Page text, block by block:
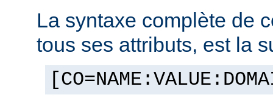
La syntaxe complète de
tous ses attributs, est la